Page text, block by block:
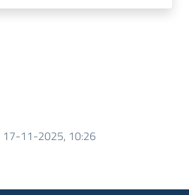
17-11-2025, 10:26